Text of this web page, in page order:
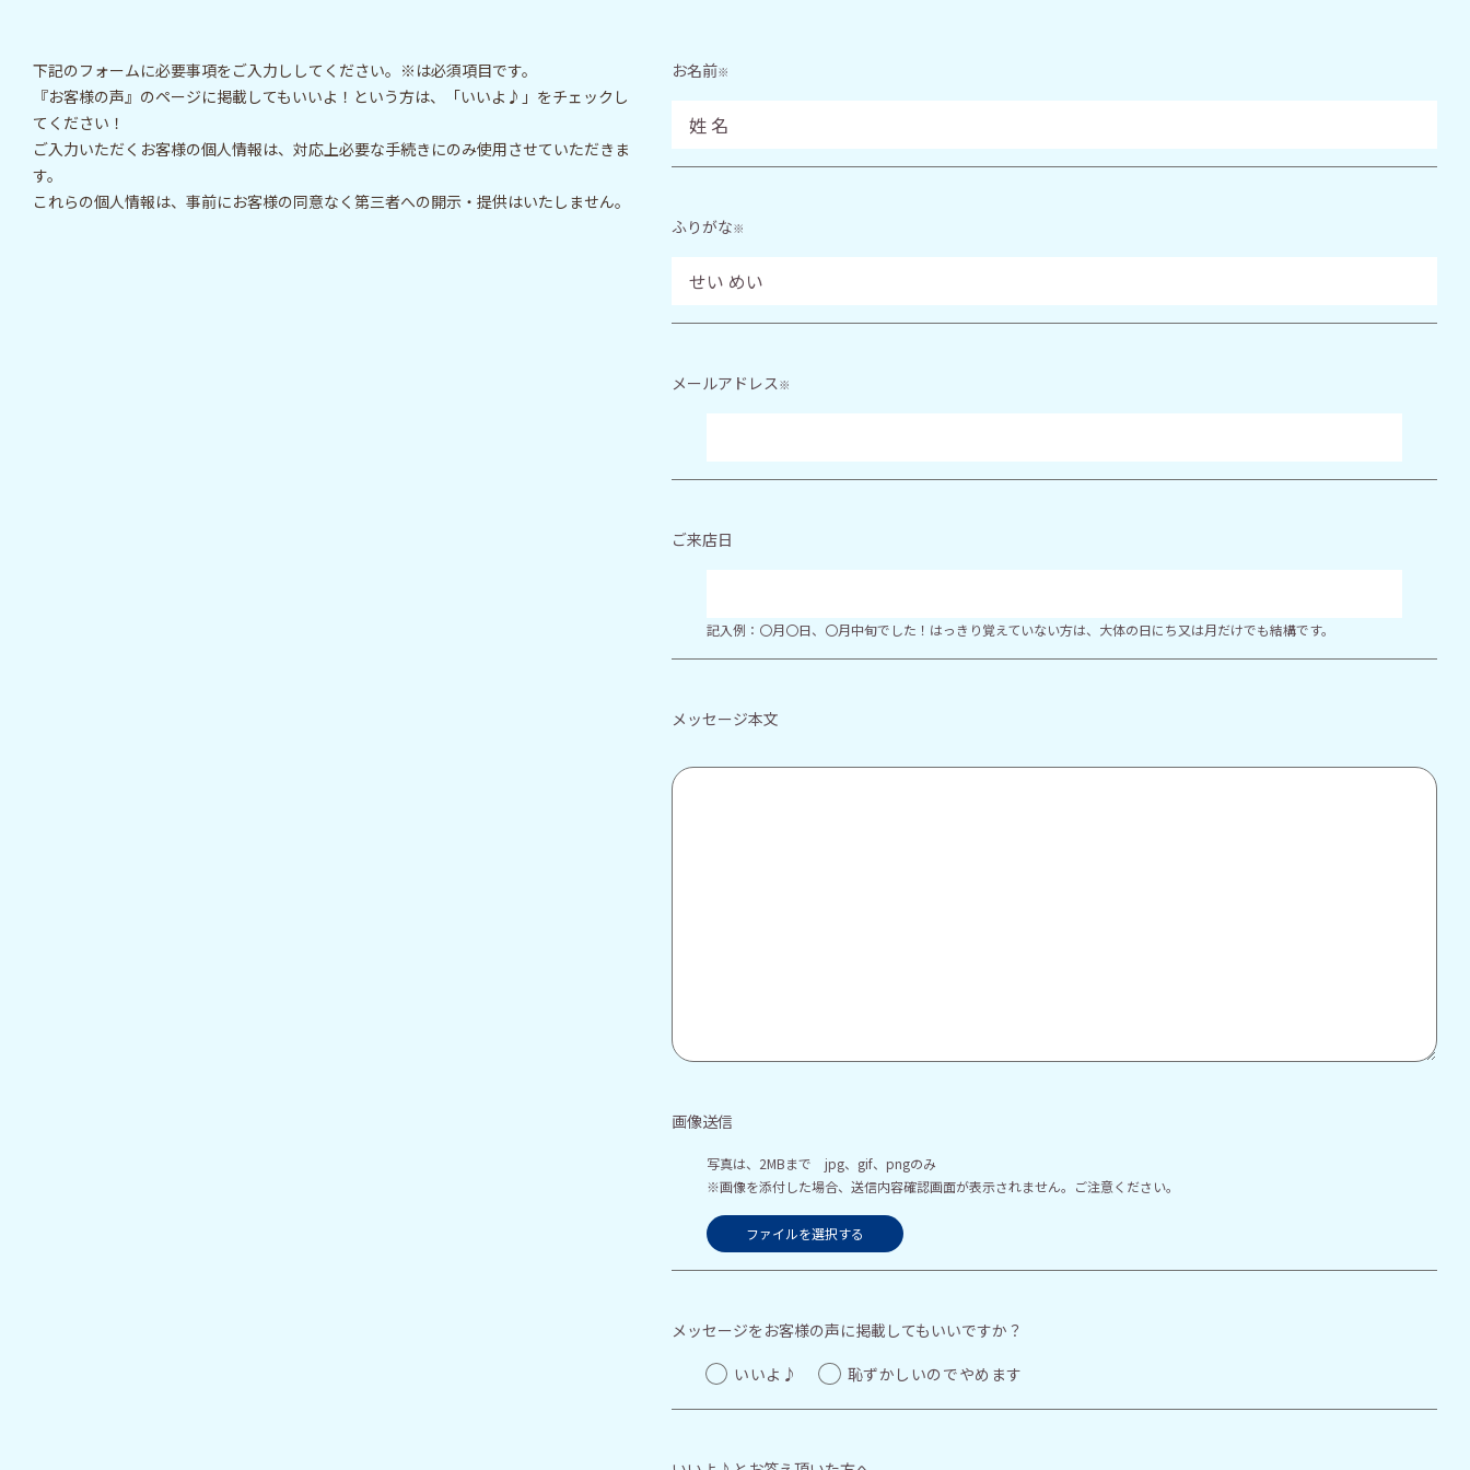
下記のフォームに必要事項をご入力ししてください。※は必須項目です。
『お客様の声』のページに掲載してもいいよ！という方は、「いいよ♪」をチェックし
てください！
ご入力いただくお客様の個人情報は、対応上必要な手続きにのみ使用させていただきま
す。
これらの個人情報は、事前にお客様の同意なく第三者への開示・提供はいたしません。
お名前※
ふりがな※
メールアドレス※
ご来店日
記入例：〇月〇日、〇月中旬でした！はっきり覚えていない方は、大体の日にち又は月だけでも結構です。
メッセージ本文
画像送信
写真は、2MBまで jpg、gif、pngのみ
※画像を添付した場合、送信内容確認画面が表示されません。ご注意ください。
ファイルを選択する
メッセージをお客様の声に掲載してもいいですか？
いいよ♪
恥ずかしいのでやめます